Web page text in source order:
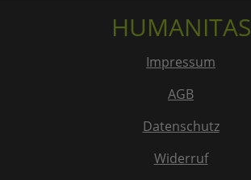
HUMANITAS
Impressum
AGB
Datenschutz
Widerruf